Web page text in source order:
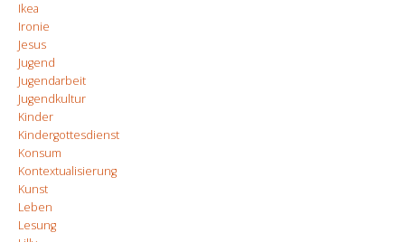
Ikea
Ironie
Jesus
Jugend
Jugendarbeit
Jugendkultur
Kinder
Kindergottesdienst
Konsum
Kontextualisierung
Kunst
Leben
Lesung